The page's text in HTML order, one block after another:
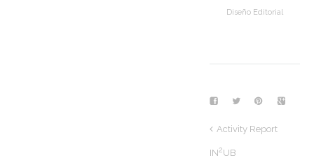
Diseño Editorial
Activity Report
IN2UB